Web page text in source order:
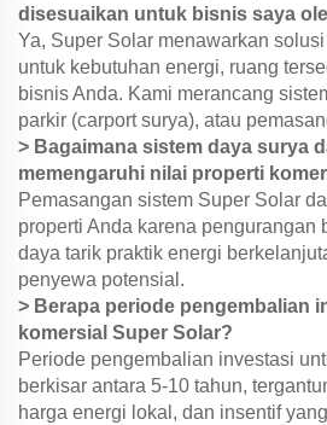
disesuaikan untuk bisnis saya
Ya, Super Solar menawarkan
untuk kebutuhan energi, ruang
bisnis Anda. Kami merancang
parkir (carport surya), atau
> Bagaimana sistem daya surya
memengaruhi nilai properti
Pemasangan sistem Super Solar
properti Anda karena pengurangan
daya tarik praktik energi
penyewa potensial.
> Berapa periode pengembalian
komersial Super Solar?
Periode pengembalian investasi
berkisar antara 5-10 tahun,
harga energi lokal, dan insentif